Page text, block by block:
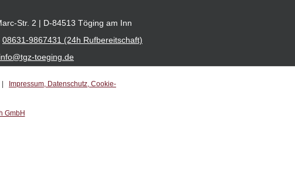
Str. 2 | D-84513 Töging am Inn
08631-9867431 (24h Rufbereitschaft)
info@tgz-toeging.de
| Impressum, Datenschutz, Cookie-
GmbH